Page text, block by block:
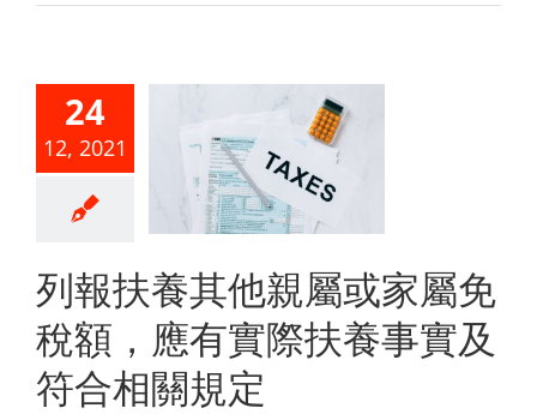
24
12, 2021
屬或家
稅額，
際扶
關規定
合所得稅
列報扶養其他親屬或家屬免
稅額，應有實際扶養事實及
符合相關規定